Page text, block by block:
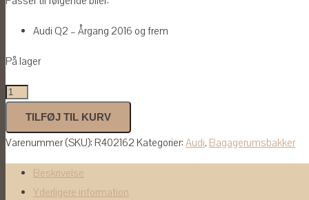
Audi Q2 – Årgang 2016 og frem
På lager
Bagagerumsbakke
Audi
Q2
2016-
antal
TILFØJ TIL KURV
Varenummer (SKU): R402162 Kategorier: Audi, Bagagerumsbakker
Beskrivelse
Yderligere information